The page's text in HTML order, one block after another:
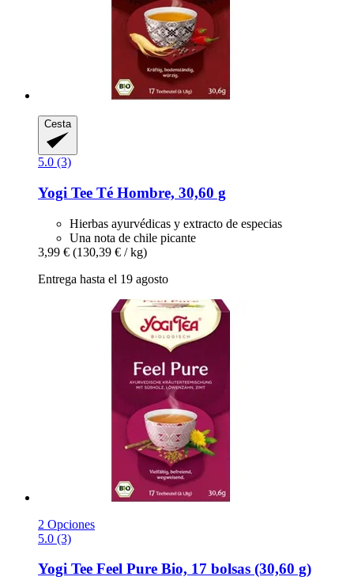
Cesta
5.0 (3)
Yogi Tee Té Hombre, 30,60 g
Hierbas ayurvédicas y extracto de especias
Una nota de chile picante
3,99 € (130,39 € / kg)
Entrega hasta el 19 agosto
2 Opciones
5.0 (3)
Yogi Tee Feel Pure Bio, 17 bolsas (30,60 g)